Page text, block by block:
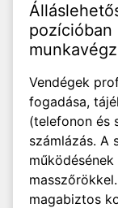
pozícióban
Vendégek
fogadása,
(telefonon és
számlázás. A
magabiztos